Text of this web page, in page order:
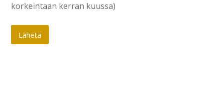
korkeintaan kerran kuussa)
Lähetä